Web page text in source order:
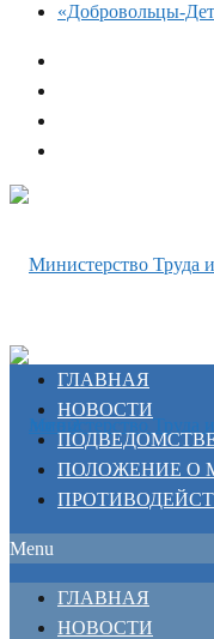
«Добровольцы-
ГЛАВНАЯ
НОВОСТИ
ПОЛОЖЕНИЕ О
Menu
ГЛАВНАЯ
НОВОСТИ